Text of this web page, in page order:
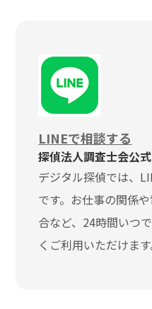
LINEで相談する
探偵法人調査士会公
デジタル探偵では、
です。お仕事の関係
合など、24時間いつ
くご利用いただけます